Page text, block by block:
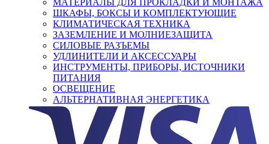
ШКАФЫ, БОКСЫ И КОМПЛЕКТУЮЩИЕ
КЛИМАТИЧЕСКАЯ ТЕХНИКА
ЗАЗЕМЛЕНИЕ И МОЛНИЕЗАЩИТА
СИЛОВЫЕ РАЗЪЕМЫ
УДЛИНИТЕЛИ И АКСЕССУАРЫ
ИНСТРУМЕНТЫ, ПРИБОРЫ, ИСТОЧНИКИ
ПИТАНИЯ
ОСВЕЩЕНИЕ
АЛЬТЕРНАТИВНАЯ ЭНЕРГЕТИКА